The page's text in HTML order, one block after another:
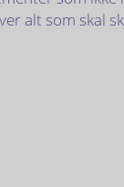
alt som skal